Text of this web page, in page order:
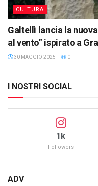
CULTURA
Galtellì lancia la
al vento” ispirato a
30 MAGGIO 2025 0
I NOSTRI SOCIAL
1k
Followers
ADV